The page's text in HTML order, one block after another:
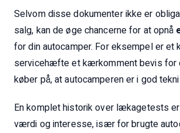
Selvom disse dokumenter ikke er
salg, kan de øge chancerne for at opnå
for din autocamper. For eksempel er et
servicehæfte et kærkomment bevis for
køber på, at autocamperen er i god
En komplet historik over lækagetests
værdi og interesse, især for brugte